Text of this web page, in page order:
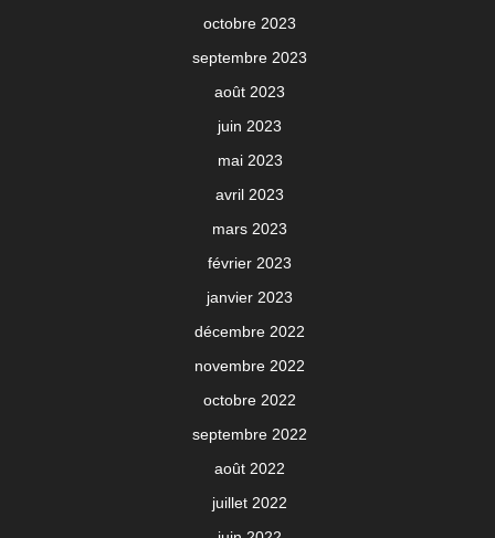
octobre 2023
septembre 2023
août 2023
juin 2023
mai 2023
avril 2023
mars 2023
février 2023
janvier 2023
décembre 2022
novembre 2022
octobre 2022
septembre 2022
août 2022
juillet 2022